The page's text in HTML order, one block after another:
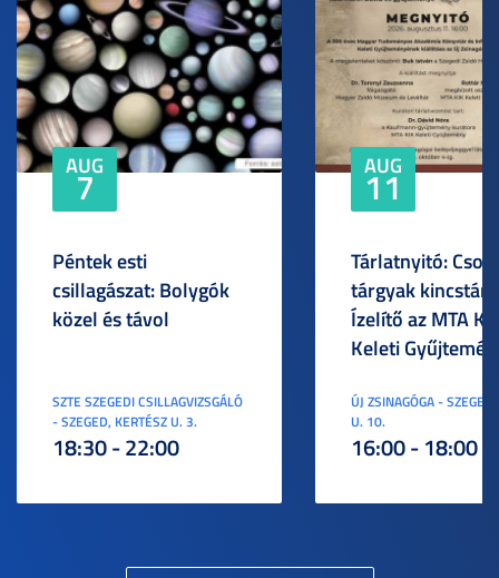
AUG
7
Péntek esti
csillagászat: Bolygók
közel és távol
SZTE SZEGEDI CSILLAGVIZSGÁLÓ
- SZEGED, KERTÉSZ U. 3.
18:30 - 22:00
AUG
11
Tárlatnyitó:
tárgyak
Ízelítő az MTA
Keleti
ÚJ ZSINAGÓGA -
U. 10.
16:00 - 18:00